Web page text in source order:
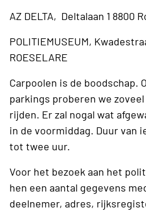
AZ DELTA, Deltalaan 1 8800
POLITIEMUSEUM,
ROESELARE
Carpoolen is de boodschap.
parkings proberen we
rijden. Er zal nogal wat
in de voormiddag. Duur van
tot twee uur.
Voor het bezoek aan het
hen een aantal gegevens
deelnemer, adres,